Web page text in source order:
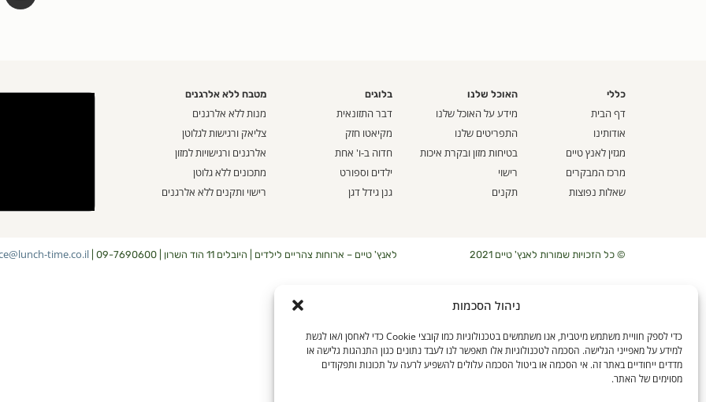
ניהול הסכמות
כדי לספק חוויית משתמש מיטבית, אנו משתמשים בטכנולוגיות כמו קובצי Cookie כדי לאחסן ו/או לגשת
למידע על מאפייני הגלישה. הסכמה לטכנולוגיות אלו תאפשר לנו לעבד נתונים כגון התנהגות גלישה או
מדדים ייחודיים באתר זה. אי הסכמה או ביטול הסכמה עלולים להשפיע לרעה על תכונות ותפקודים
מסוימים של האתר.
כללי
דף הבית
אודותינו
מגזין לאנץ טיים
מרכז המבקרים
שאלות נפוצות
האוכל שלנו
מידע על האוכל שלנו
התפריטים שלנו
בטיחות מזון ובקרת איכות
רישוי
תקנים
בלוגים
דבר התזונאית
מקיאטו חזק
חדוה ב-ו' אחת
ילדים וספורט
גנן גידל דגן
מטבח ללא אלרגנים
מנות ללא אלרגנים
צליאק ורגישות לגלוטן
אלרגנים ורגישויות למזון
מתכונים ללא גלוטן
רישוי ותקנים ללא אלרגנים
© כל הזכויות שמורות לאנץ' טיים 2021 לאנץ' טיים – ארוחות צהריים לילדים | היובלים 11 הוד השרון | 09-7690600 | time.co.il